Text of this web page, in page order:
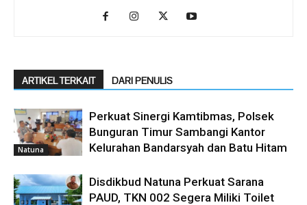
ARTIKEL TERKAIT DARI PENULIS
Natuna
Perkuat Sinergi Kamtibmas, Polsek
Bunguran Timur Sambangi Kantor
Kelurahan Bandarsyah dan Batu Hitam
Disdikbud Natuna Perkuat Sarana
PAUD, TKN 002 Segera Miliki Toilet